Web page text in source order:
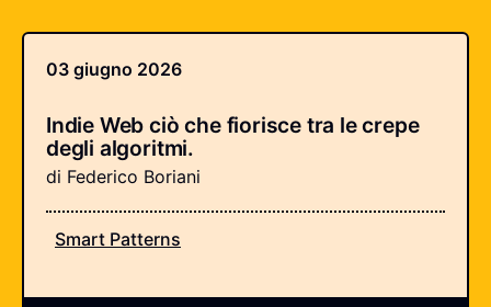
Elenco delle risorse
03 giugno 2026
Indie Web ciò che fiorisce tra le crepe
degli algoritmi.
di Federico Boriani
Smart Patterns